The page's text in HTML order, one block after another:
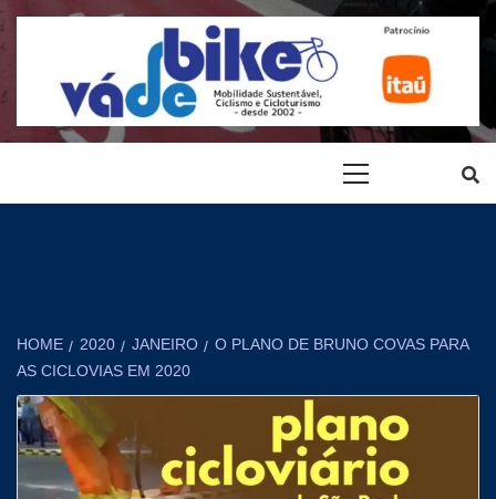
conteúdo
VÁ DE BIKE
MOBILIDADE URBANA SUSTENTÁVEL, CICLOVIAS, CICLISMO,
HOME 2020 JANEIRO
O PLANO DE BRUNO COVAS PARA
AS CICLOVIAS EM 2020